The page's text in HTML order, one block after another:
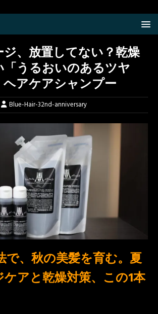
、放置してない？乾燥
「うるおいのあるツヤ
ヘアケアシャンプー
Blue-Hair-32nd-anniversary
で、秋の美髪を育む。夏
アと乾燥対策、この1本